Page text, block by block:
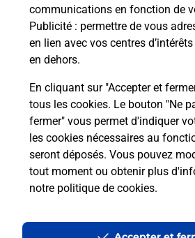
communications en fonction de
Publicité : permettre de vous
en lien avec vos centres
en dehors.
En cliquant sur "Accepter et
tous les cookies. Le bouton "Ne
fermer" vous permet d'indiquer
les cookies nécessaires au
seront déposés. Vous pouvez
tout moment ou obtenir plus
notre politique de cookies.
En savoir plus
Localiser Liste
Liste - examen code
Hauts-de-Seine - examen code de la route
Clichy - examen code de la route
Accessibilité : partiellement conforme